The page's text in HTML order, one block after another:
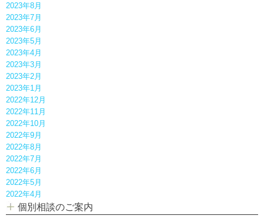
2023年8月
2023年7月
2023年6月
2023年5月
2023年4月
2023年3月
2023年2月
2023年1月
2022年12月
2022年11月
2022年10月
2022年9月
2022年8月
2022年7月
2022年6月
2022年5月
2022年4月
個別相談のご案内